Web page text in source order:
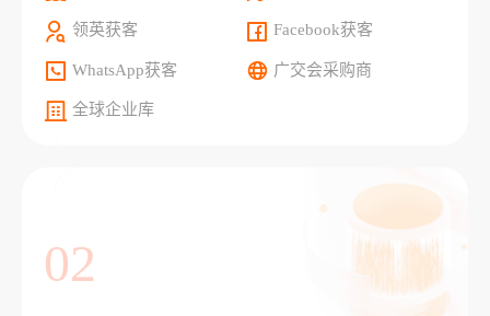
领英获客 Facebook获客
WhatsApp获客 广交会采购商
全球企业库
02